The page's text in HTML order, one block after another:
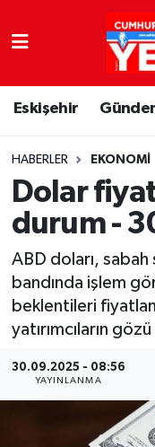
Eskişehir
HABERLER EKONOMI
Dolar
durum -
ABD doları,
bandında işlem
beklentileri
yatırımcıların
30.09.2025 - 08:56
YAYINLANMA
Nöbetçi
Hava Durumu
Trafik Durumu
Süper Lig
Tüm Manşetler
Son Dakika
Haber Arşivi